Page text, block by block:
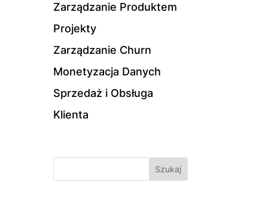
Zarządzanie Produktem
Projekty
Zarządzanie Churn
Monetyzacja Danych
Sprzedaż i Obsługa
Klienta